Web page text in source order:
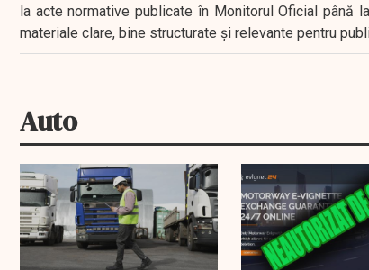
la acte normative publicate în Monitorul Oficial până
materiale clare, bine structurate și relevante pentru
Auto